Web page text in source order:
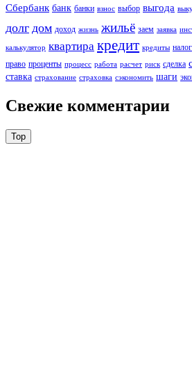
Сбербанк банк банки взнос выбор выгода
долг дом доход жизнь жильё заем заявка
калькулятор квартира кредит кредиты налог
право проценты процесс работа расчет риск сделка
ставка страхование страховка сэкономить шаги
Свежие комментарии
Top